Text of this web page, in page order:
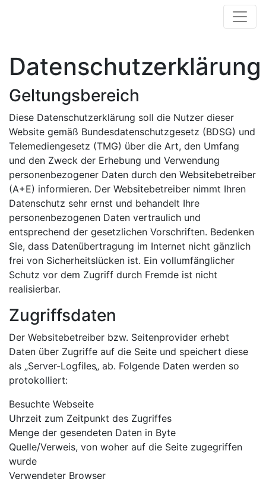
Datenschutzerklärung
Geltungsbereich
Diese Datenschutzerklärung soll die Nutzer dieser
Website gemäß Bundesdatenschutzgesetz (BDSG) und
Telemediengesetz (TMG) über die Art, den Umfang
und den Zweck der Erhebung und Verwendung
personenbezogener Daten durch den Websitebetreiber
(A+E) informieren. Der Websitebetreiber nimmt Ihren
Datenschutz sehr ernst und behandelt Ihre
personenbezogenen Daten vertraulich und
entsprechend der gesetzlichen Vorschriften. Bedenken
Sie, dass Datenübertragung im Internet nicht gänzlich
frei von Sicherheitslücken ist. Ein vollumfänglicher
Schutz vor dem Zugriff durch Fremde ist nicht
realisierbar.
Zugriffsdaten
Der Websitebetreiber bzw. Seitenprovider erhebt
Daten über Zugriffe auf die Seite und speichert diese
als „Server-Logfiles„ ab. Folgende Daten werden so
protokolliert:
Besuchte Webseite
Uhrzeit zum Zeitpunkt des Zugriffes
Menge der gesendeten Daten in Byte
Quelle/Verweis, von woher auf die Seite zugegriffen
wurde
Verwendeter Browser